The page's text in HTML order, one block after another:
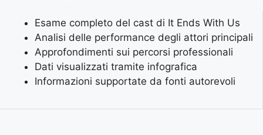
Esame completo del cast di It Ends With Us
Analisi delle performance degli attori principali
Approfondimenti sui percorsi professionali
Dati visualizzati tramite infografica
Informazioni supportate da fonti autorevoli